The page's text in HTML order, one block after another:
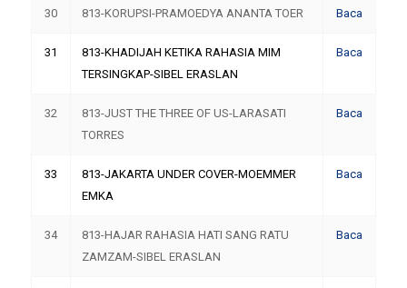
30 813-KORUPSI-PRAMOEDYA ANANTA TOER Baca
31
813-KHADIJAH KETIKA RAHASIA MIM
TERSINGKAP-SIBEL ERASLAN
Baca
32
813-JUST THE THREE OF US-LARASATI
TORRES
Baca
33
813-JAKARTA UNDER COVER-MOEMMER
EMKA
Baca
34
813-HAJAR RAHASIA HATI SANG RATU
ZAMZAM-SIBEL ERASLAN
Baca